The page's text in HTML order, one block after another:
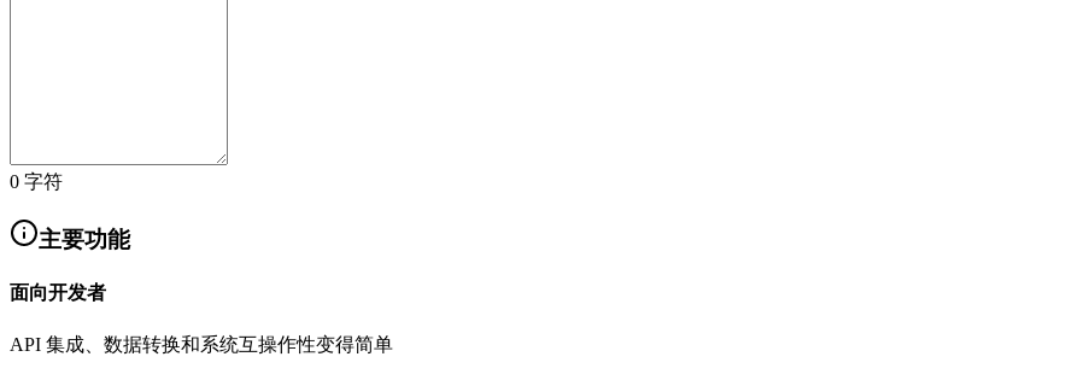
0 字符
主要功能
面向开发者
API 集成、数据转换和系统互操作性变得简单